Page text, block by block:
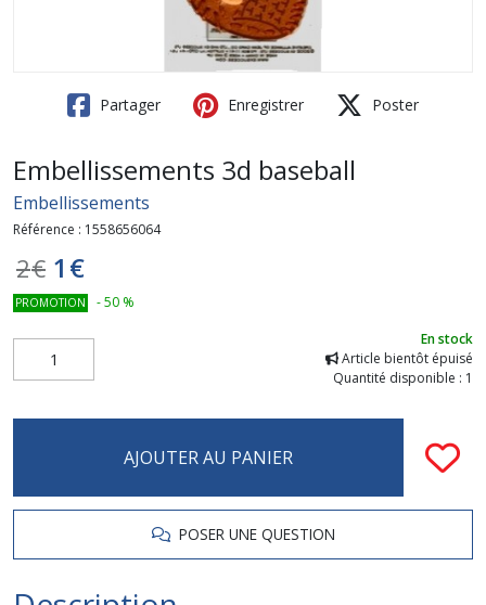
Partager Enregistrer Poster
Embellissements 3d baseball
Embellissements
Référence : 1558656064
2€ 1 €
PROMOTION -50 %
En stock
Article bientôt épuisé
Quantité disponible : 1
AJOUTER AU PANIER
POSER UNE QUESTION